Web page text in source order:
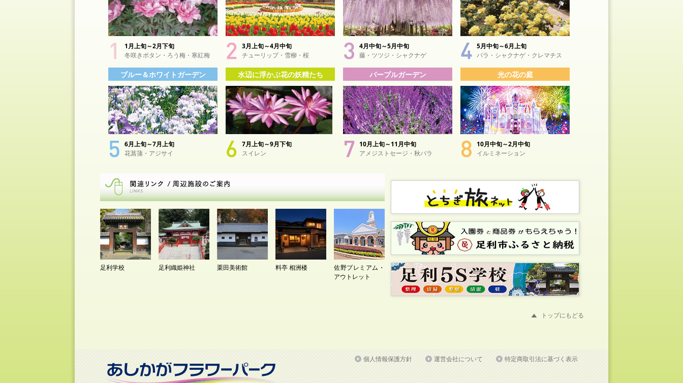
1月上旬～2月下旬
冬咲きボタン・ろう梅・寒紅梅
3月上旬～4月中旬
チューリップ・雪柳・桜
4月中旬～5月中旬
藤・ツツジ・シャクナゲ
5月中旬～6月上旬
バラ・シャクナゲ・クレマチス
ブルー＆ホワイトガーデン
6月上旬～7月上旬
花菖蒲・アジサイ
水辺に浮かぶ花の妖精たち
7月上旬～9月下旬
スイレン
パープルガーデン
10月上旬～11月中旬
アメジストセージ・秋バラ
光の花の庭
10月中旬～2月中旬
イルミネーション
足利学校 足利織姫神社 栗田美術館 料亭 相洲楼
佐野プレミアム・
アウトレット
トップにもどる
個人情報保護方針 運営会社について 特定商取引法に基づく表示